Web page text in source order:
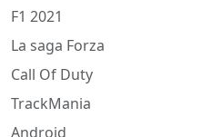
F1 2021
La saga Forza
Call Of Duty
TrackMania
Android